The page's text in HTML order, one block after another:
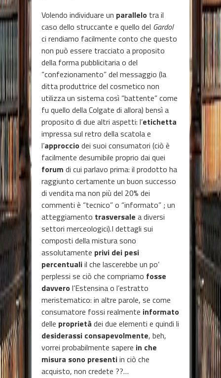
Volendo individuare un parallelo tra il
caso dello struccante e quello del Gardol
ci rendiamo facilmente conto che questo
non può essere tracciato a proposito
della forma pubblicitaria o del
“confezionamento” del messaggio (la
ditta produttrice del cosmetico non
utilizza un sistema così “battente” come
fu quello della Colgate di allora) bensì a
proposito di due altri aspetti: l’etichetta
impressa sul retro della scatola e
l’approccio dei suoi consumatori (ciò è
facilmente desumibile proprio dai quei
forum di cui parlavo prima: il prodotto ha
raggiunto certamente un buon successo
di vendita ma non più del 20% dei
commenti è “tecnico” o “informato” ; un
atteggiamento trasversale a diversi
settori merceologici).I dettagli sui
composti della mistura sono
assolutamente privi dei pesi
percentualiil che lascerebbe un po’
perplessi se ciò che compriamo fosse
davvero l’Estensina o l’estratto
meristematico: in altre parole, se come
consumatore fossi realmente informato
delle proprietà dei due elementi e quindi li
desiderassi consapevolmente, beh,
vorrei probabilmente sapere in che
misura sono presentiin ciò che
acquisto, non credete ??…